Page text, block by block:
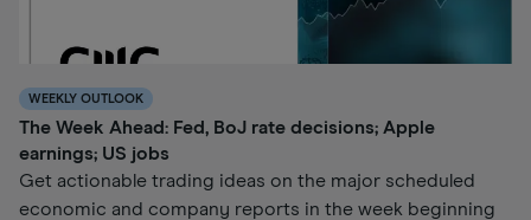
WEEKLY OUTLOOK
The Week Ahead: Fed, BoJ rate decisions; Apple
earnings; US jobs
Get actionable trading ideas on the major scheduled
economic and company reports in the week beginning